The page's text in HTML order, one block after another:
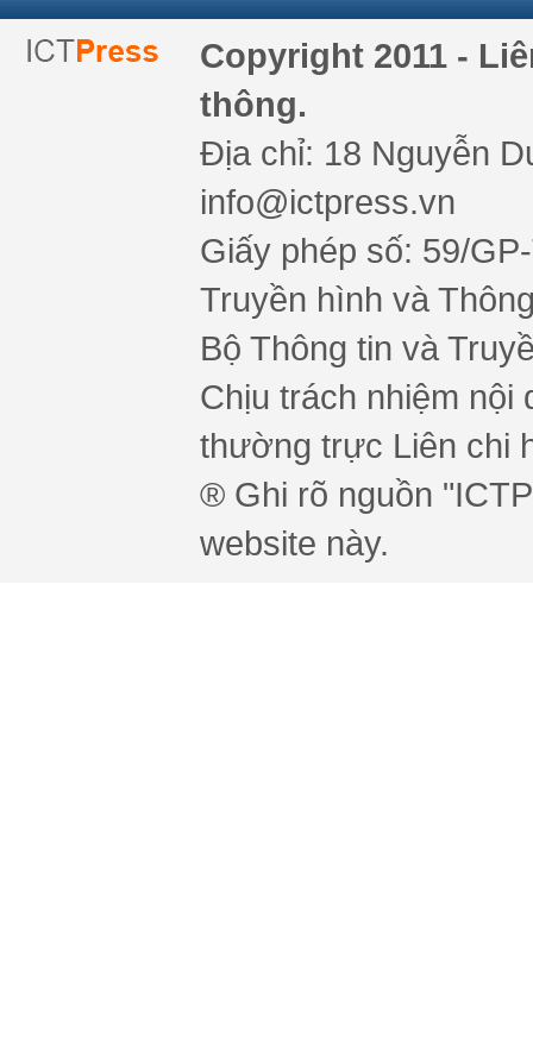
Copyright 2011 -
thông.
Địa chỉ: 18 Nguyễn
info@ictpress.vn
Giấy phép số: 59/
Truyền hình và
Bộ Thông tin và
Chịu trách nhiệm nội
thường trực Liên chi
® Ghi rõ nguồn
website này.